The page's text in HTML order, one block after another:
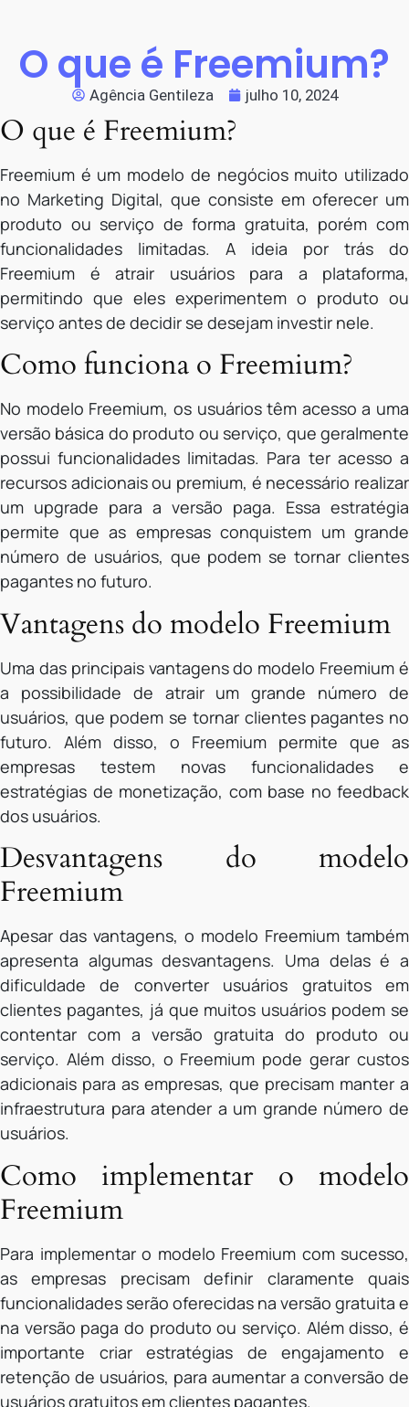
O que é Freemium?
Agência Gentileza julho 10, 2024
O que é Freemium?
Freemium é um modelo de negócios muito utilizado
no Marketing Digital, que consiste em oferecer um
produto ou serviço de forma gratuita, porém com
funcionalidades limitadas. A ideia por trás do
Freemium é atrair usuários para a plataforma,
permitindo que eles experimentem o produto ou
serviço antes de decidir se desejam investir nele.
Como funciona o Freemium?
No modelo Freemium, os usuários têm acesso a uma
versão básica do produto ou serviço, que geralmente
possui funcionalidades limitadas. Para ter acesso a
recursos adicionais ou premium, é necessário realizar
um upgrade para a versão paga. Essa estratégia
permite que as empresas conquistem um grande
número de usuários, que podem se tornar clientes
pagantes no futuro.
Vantagens do modelo Freemium
Uma das principais vantagens do modelo Freemium é
a possibilidade de atrair um grande número de
usuários, que podem se tornar clientes pagantes no
futuro. Além disso, o Freemium permite que as
empresas testem novas funcionalidades e
estratégias de monetização, com base no feedback
dos usuários.
Desvantagens do modelo
Freemium
Apesar das vantagens, o modelo Freemium também
apresenta algumas desvantagens. Uma delas é a
dificuldade de converter usuários gratuitos em
clientes pagantes, já que muitos usuários podem se
contentar com a versão gratuita do produto ou
serviço. Além disso, o Freemium pode gerar custos
adicionais para as empresas, que precisam manter a
infraestrutura para atender a um grande número de
usuários.
Como implementar o modelo
Freemium
Para implementar o modelo Freemium com sucesso,
as empresas precisam definir claramente quais
funcionalidades serão oferecidas na versão gratuita e
na versão paga do produto ou serviço. Além disso, é
importante criar estratégias de engajamento e
retenção de usuários, para aumentar a conversão de
usuários gratuitos em clientes pagantes.